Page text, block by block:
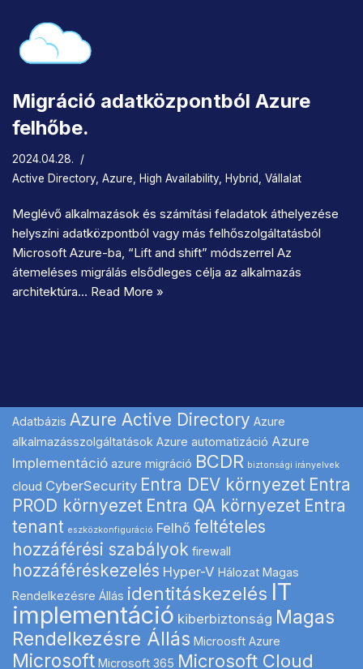
Migráció adatközpontból Azure
felhőbe.
2024.04.28.
Active Directory Azure High Availability Hybrid Vállalat
Meglévő alkalmazások és számítási feladatok áthelyezése
helyszíni adatközpontból vagy más felhőszolgáltatásból
Microsoft Azure-ba, “Lift and shift” módszerrel Az
átemeléses migrálás elsődleges célja az alkalmazás
architektúra… Read More »
Adatbázis Azure Active Directory Azure
alkalmazásszolgáltatások Azure automatizáció Azure
Implementáció azure migráció BCDR biztonsági irányelvek
cloud CyberSecurity Entra DEV környezet Entra
PROD környezet Entra QA környezet Entra
tenant eszközkonfiguráció Felhő feltételes
hozzáférési szabályok firewall
hozzáféréskezelés Hyper-V Hálozat Magas
Rendelkezésre Állás identitáskezelés IT
implementáció kiberbiztonság Magas
Rendelkezésre Állás Microosft Azure
Microsoft Microsoft 365 Microsoft Cloud